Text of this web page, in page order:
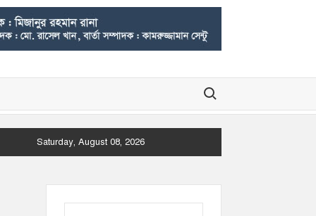
Search for:
Saturday, August 08, 2026